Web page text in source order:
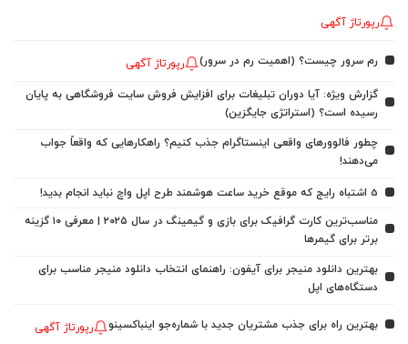
رپورتاژ آگهی
رم سرور چیست؟ (اهمیت رم در سرور) رپورتاژ آگهی
گزارش ویژه: آیا دوران تبلیغات برای افزایش فروش سایت فروشگاهی به پایان
رسیده است؟ (استراتژی جایگزین)
چطور فالوورهای واقعی اینستاگرام جذب کنیم؟ راهکارهایی که واقعاً جواب
می‌دهند!
5 اشتباه رایج که موقع خرید ساعت هوشمند طرح اپل واچ نباید انجام بدید!
مناسب‌ترین کارت گرافیک برای بازی و گیمینگ در سال ۲۰۲۵ | معرفی ۱۰ گزینه
برتر برای گیمرها
بهترین دانلود منیجر برای آیفون: راهنمای انتخاب دانلود منیجر مناسب برای
دستگاه‌های اپل
بهترین راه برای جذب مشتریان جدید با شماره‌جو اینباکسینو رپورتاژ آگهی